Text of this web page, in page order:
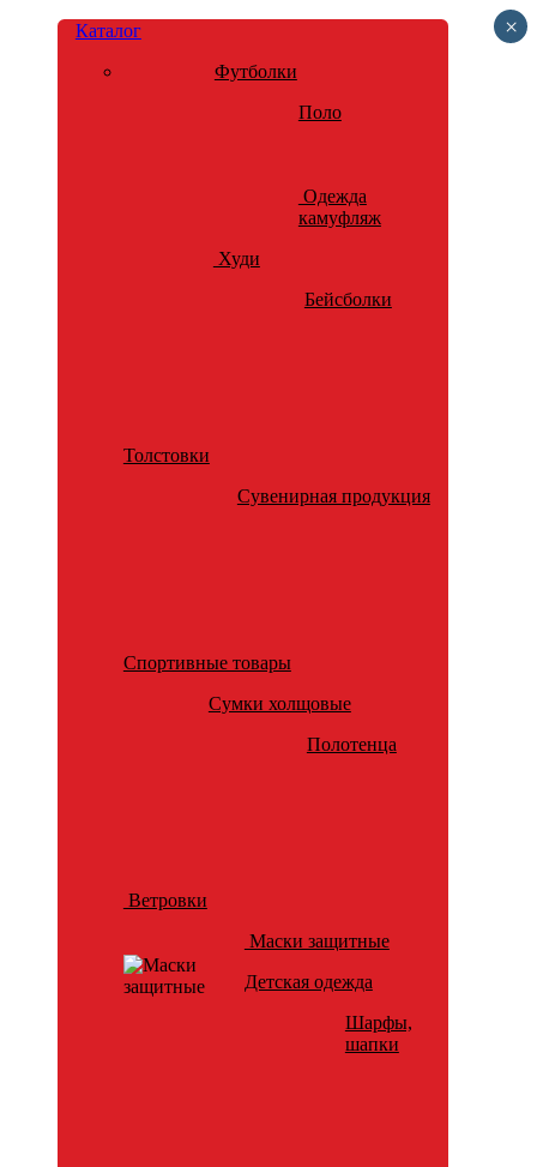
Каталог
Футболки
Поло
Одежда
камуфляж
Худи
Бейсболки
Толстовки
Сувенирная продукция
Спортивные товары
Сумки холщовые
Полотенца
Ветровки
Маски защитные
Детская одежда
Шарфы,
шапки
×